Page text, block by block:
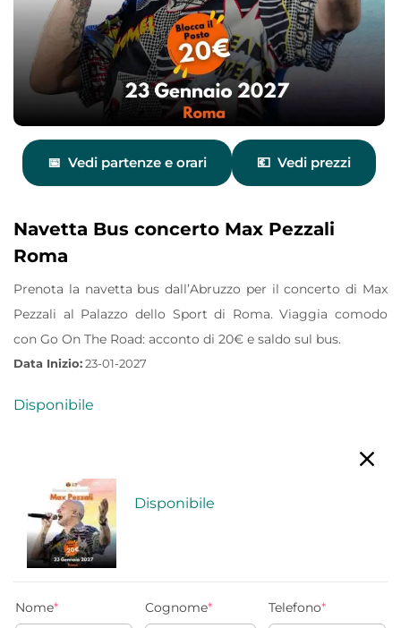
Vedi partenze e orari Vedi prezzi
Navetta Bus concerto Max Pezzali
Roma
Prenota la navetta bus dall’Abruzzo per il concerto di Max
Pezzali al Palazzo dello Sport di Roma. Viaggia comodo
con Go On The Road: acconto di 20€ e saldo sul bus.
Data Inizio: 23-01-2027
Disponibile
Disponibile
Nome* Cognome* Telefono*